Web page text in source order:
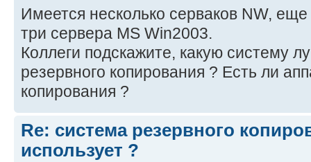
Имеется несколько серваков NW,
три сервера MS Win2003.
Коллеги подскажите, какую систему
резервного копирования ? Есть ли
копирования ?
Re: система резервного
использует ?